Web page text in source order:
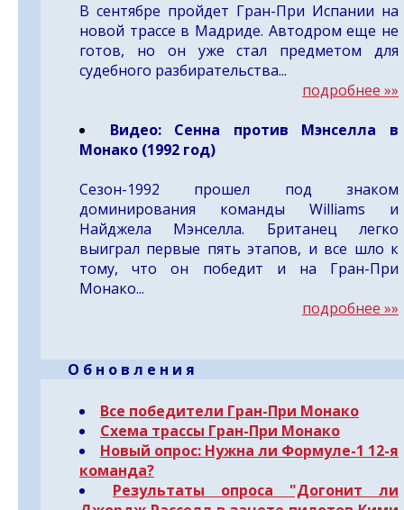
В сентябре пройдет Гран-При Испании на
новой трассе в Мадриде. Автодром еще не
готов, но он уже стал предметом для
судебного разбирательства...
подробнее »»
Видео:Сенна против Мэнселла в
Монако (1992 год)
Сезон-1992 прошел под знаком
доминирования команды Williams и
Найджела Мэнселла. Британец легко
выиграл первые пять этапов, и все шло к
тому, что он победит и на Гран-При
Монако...
подробнее »»
О б н о в л е н и я
Все победители Гран-При Монако
Схема трассы Гран-При Монако
Новый опрос: Нужна ли Формуле-1 12-я
команда?
Результаты опроса "Догонит ли